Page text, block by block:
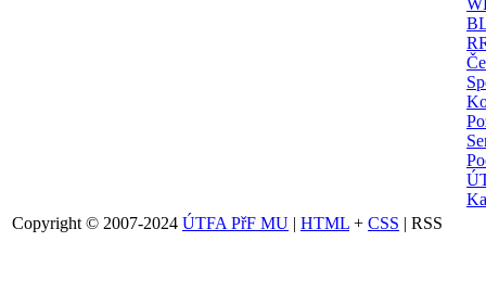
Copyright © 2007-2024 ÚTFA PřF MU | HTML + CSS | RSS